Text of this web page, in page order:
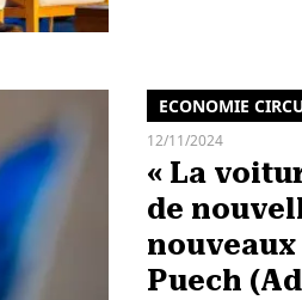
ECONOMIE
12/11/2024
« La
de
Puech